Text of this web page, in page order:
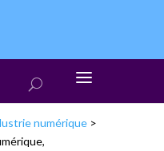
numérique >